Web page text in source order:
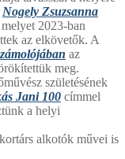
Nogely Zsuzsanna
2023-ban
az elkövetők. A
az
meg.
születésének
Jani 100 címmel
a helyi
alkotók művei is